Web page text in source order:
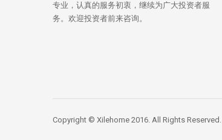
专业，认真的服务初衷，继续为广大投资者服
务。欢迎投资者前来咨询。
Copyright © Xilehome 2016. All Rights Reserved.